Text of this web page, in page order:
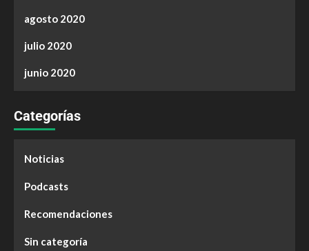
agosto 2020
julio 2020
junio 2020
Categorías
Noticias
Podcasts
Recomendaciones
Sin categoría